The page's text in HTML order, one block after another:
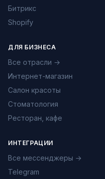
Битрикс
Shopify
ДЛЯ БИЗНЕСА
Все отрасли →
Интернет-магазин
Салон красоты
Стоматология
Ресторан, кафе
ИНТЕГРАЦИИ
Все мессенджеры →
Telegram